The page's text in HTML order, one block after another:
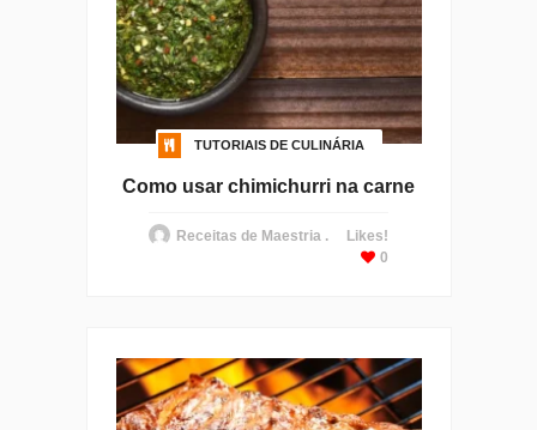
TUTORIAIS DE CULINÁRIA
Como usar chimichurri na carne
Receitas de Maestria .
Likes!
0